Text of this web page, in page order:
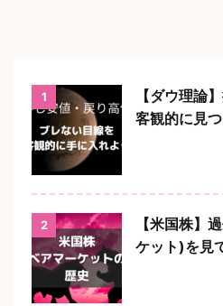
1
【ダウ理論
客観的に見
2
【米国株】
ケット)を見